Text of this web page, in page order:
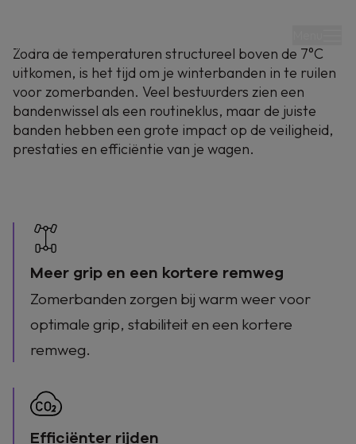
Waarom
zomerbanden
belangrijk zijn
brandstofverbruik? Ontdek de voordelen van
AUTOVAKANTIE
Zodra de temperaturen structureel boven de 7°C
uitkomen, is het tijd om je winterbanden in te ruilen
voor zomerbanden. Veel bestuurders zien een
bandenwissel als een routineklus, maar de juiste
banden hebben een grote impact op de veiligheid,
prestaties en efficiëntie van je wagen.
Meer grip en een kortere remweg
Zomerbanden zorgen bij warm weer voor
optimale grip, stabiliteit en een kortere
remweg.
Efficiënter rijden